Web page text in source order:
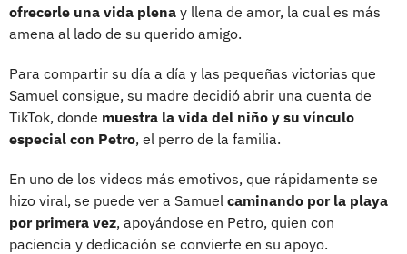
ofrecerle una vida plena y llena de amor, la cual es más
amena al lado de su querido amigo.
Para compartir su día a día y las pequeñas victorias que
Samuel consigue, su madre decidió abrir una cuenta de
TikTok, donde muestra la vida del niño y su vínculo
especial con Petro, el perro de la familia.
En uno de los videos más emotivos, que rápidamente se
hizo viral, se puede ver a Samuel caminando por la playa
por primera vez, apoyándose en Petro, quien con
paciencia y dedicación se convierte en su apoyo.